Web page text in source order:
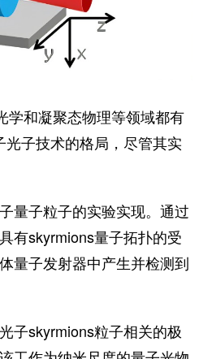
学和凝聚态物理等领域都有
子技术的格局，尽管其实
量子粒子的实验实现。通过
有skyrmions量子拓扑的受
量子发射器中产生并检测到
子skyrmions粒子相关的极